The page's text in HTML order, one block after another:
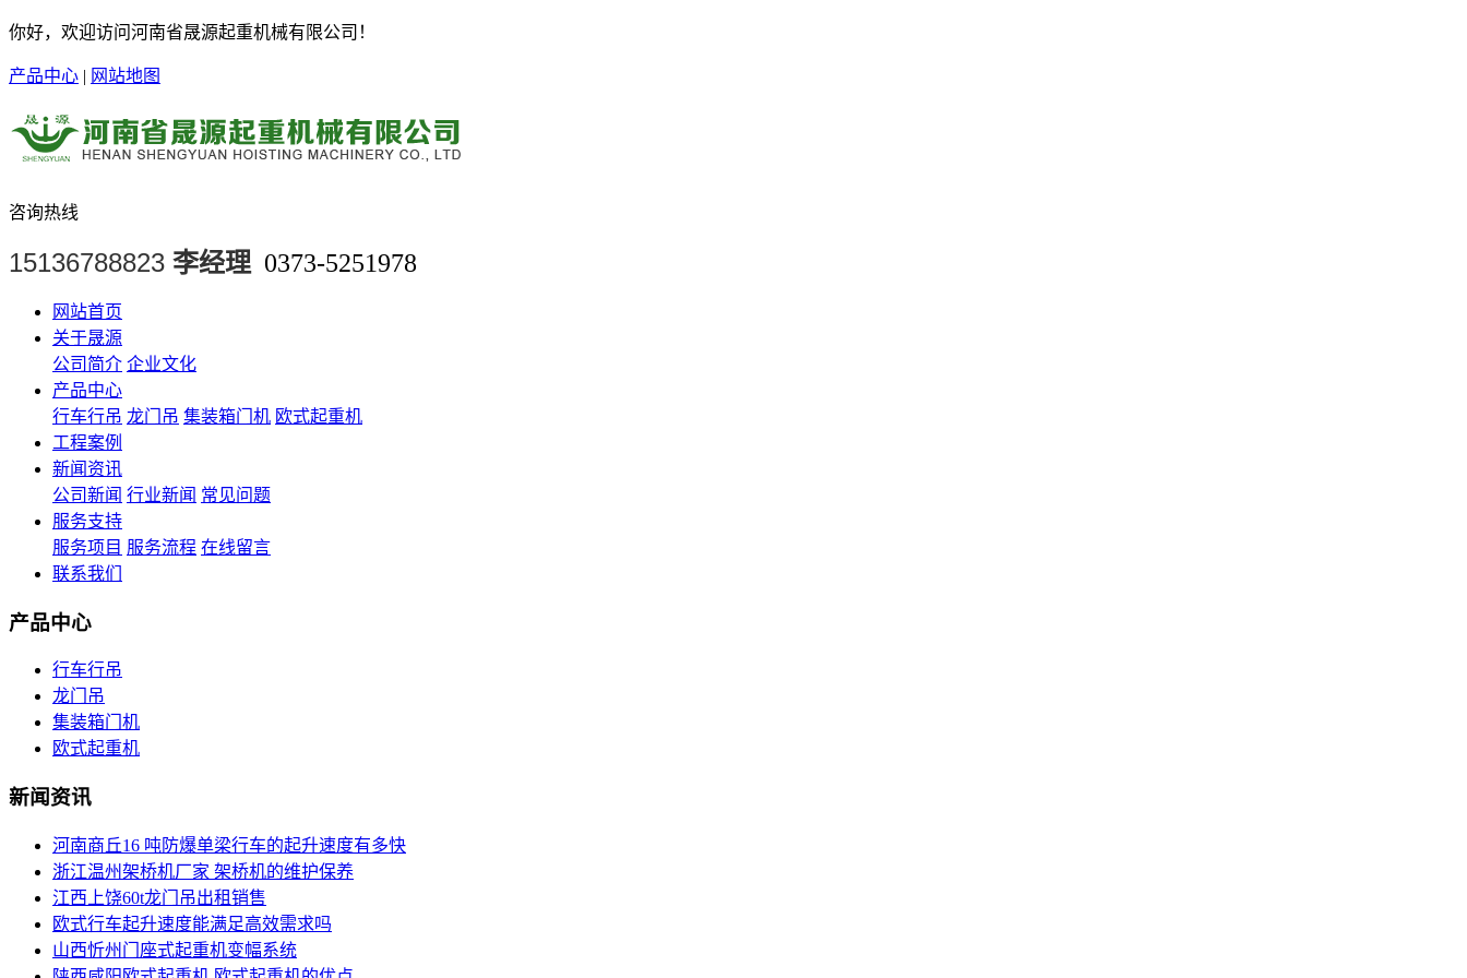
你好，欢迎访问河南省晟源起重机械有限公司！
产品中心 | 网站地图
咨询热线
15136788823 李经理 0373-5251978
网站首页
关于晟源
公司简介 企业文化
产品中心
行车行吊 龙门吊 集装箱门机 欧式起重机
工程案例
新闻资讯
公司新闻 行业新闻 常见问题
服务支持
服务项目 服务流程 在线留言
联系我们
产品中心
行车行吊
龙门吊
集装箱门机
欧式起重机
新闻资讯
河南商丘16 吨防爆单梁行车的起升速度有多快
浙江温州架桥机厂家 架桥机的维护保养
江西上饶60t龙门吊出租销售
欧式行车起升速度能满足高效需求吗
山西忻州门座式起重机变幅系统